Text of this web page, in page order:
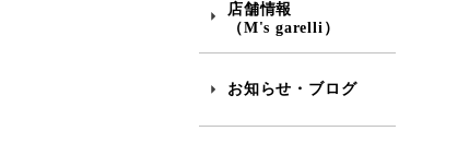
店舗情報
（M's garelli）
お知らせ・ブログ